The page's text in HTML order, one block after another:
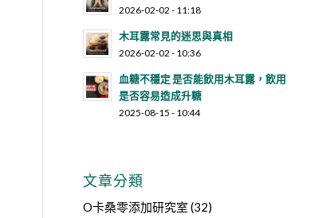
2026-02-02 - 11:18
木耳露常見的迷思與真相
2026-02-02 - 10:36
血糖不穩定 是否能飲用木耳露，飲用
是否容易造成升糖
2025-08-15 - 10:44
文章分類
O卡桑零添加研究室 (32)